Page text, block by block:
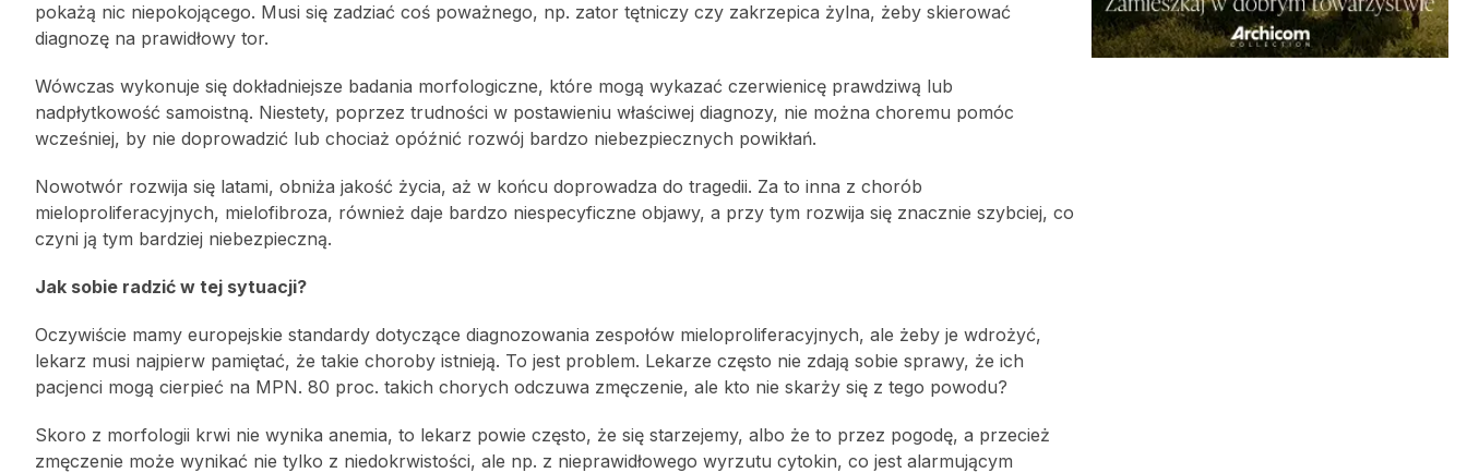
pokażą nic niepokojącego. Musi się zadziać coś poważnego, np. zator tętniczy czy zakrzepica żylna, żeby skierować
diagnozę na prawidłowy tor.
Wówczas wykonuje się dokładniejsze badania morfologiczne, które mogą wykazać czerwienicę prawdziwą lub
nadpłytkowość samoistną. Niestety, poprzez trudności w postawieniu właściwej diagnozy, nie można choremu pomóc
wcześniej, by nie doprowadzić lub chociaż opóźnić rozwój bardzo niebezpiecznych powikłań.
Nowotwór rozwija się latami, obniża jakość życia, aż w końcu doprowadza do tragedii. Za to inna z chorób
mieloproliferacyjnych, mielofibroza, również daje bardzo niespecyficzne objawy, a przy tym rozwija się znacznie szybciej, co
czyni ją tym bardziej niebezpieczną.
Jak sobie radzić w tej sytuacji?
Oczywiście mamy europejskie standardy dotyczące diagnozowania zespołów mieloproliferacyjnych, ale żeby je wdrożyć,
lekarz musi najpierw pamiętać, że takie choroby istnieją. To jest problem. Lekarze często nie zdają sobie sprawy, że ich
pacjenci mogą cierpieć na MPN. 80 proc. takich chorych odczuwa zmęczenie, ale kto nie skarży się z tego powodu?
Skoro z morfologii krwi nie wynika anemia, to lekarz powie często, że się starzejemy, albo że to przez pogodę, a przecież
zmęczenie może wynikać nie tylko z niedokrwistości, ale np. z nieprawidłowego wyrzutu cytokin, co jest alarmującym